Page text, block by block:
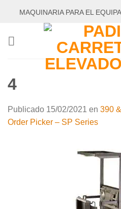
MAQUINARIA PARA EL
4
Publicado 15/02/2021 en 390
Order Picker – SP Series